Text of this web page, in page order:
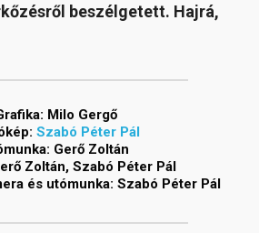
beszélgetett. Hajrá,
Milo Gergő
Szabó Péter Pál
Gerő Zoltán
Zoltán, Szabó Péter Pál
és utómunka: Szabó Péter Pál